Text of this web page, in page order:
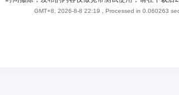
GMT+8, 2026-8-8 22:19 , Processed in 0.060263